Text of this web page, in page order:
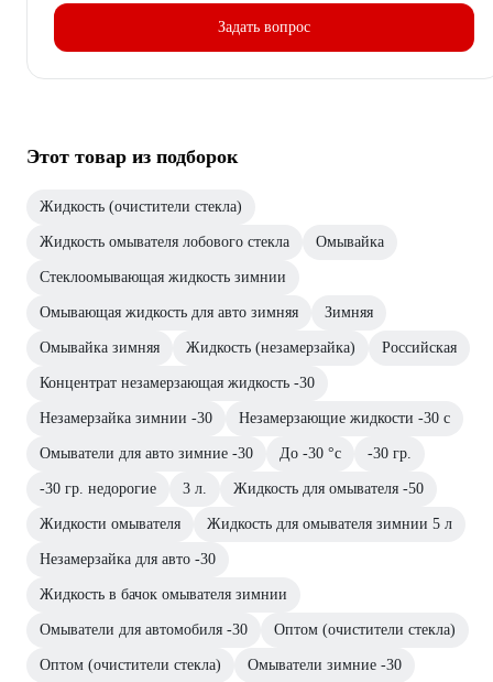
Задать вопрос
Этот товар из подборок
Жидкость (очистители стекла)
Жидкость омывателя лобового стекла Омывайка
Стеклоомывающая жидкость зимнии
Омывающая жидкость для авто зимняя Зимняя
Омывайка зимняя Жидкость (незамерзайка) Российская
Концентрат незамерзающая жидкость -30
Незамерзайка зимнии -30 Незамерзающие жидкости -30 с
Омыватели для авто зимние -30 До -30 °с -30 гр.
-30 гр. недорогие 3 л. Жидкость для омывателя -50
Жидкости омывателя Жидкость для омывателя зимнии 5 л
Незамерзайка для авто -30
Жидкость в бачок омывателя зимнии
Омыватели для автомобиля -30 Оптом (очистители стекла)
Оптом (очистители стекла) Омыватели зимние -30